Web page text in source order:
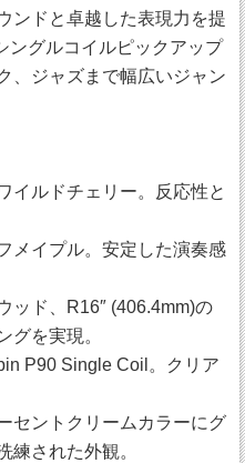
ンドと卓越した表現力を提
ングルコイルピックアップ
、ジャズまで幅広いジャン
イルドチェリー。反応性と
メイプル。安定した演奏感
ッド、R16″ (406.4mm)の
グを実現。
P90 Single Coil。クリア
セントクリームカラーにグ
練された外観。